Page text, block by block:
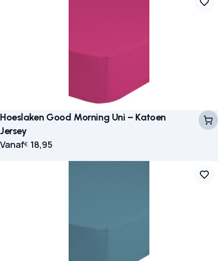
Hoeslaken Good Morning Uni – Katoen
Jersey
Vanaf€ 18,95